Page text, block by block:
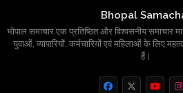
Bhopal
भोपाल समाचार एक प्रतिष्ठित और विश्वसनीय समाचार
युवाओं, व्यापारियों, कर्मचारियों एवं महिलाओं के लिए
हैं।